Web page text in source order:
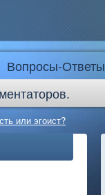
Вопросы-Ответы
или эгоист?